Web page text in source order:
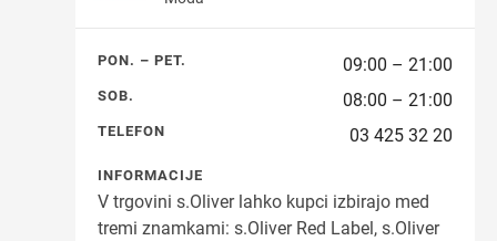
PON. – PET. 09:00 – 21:00
SOB. 08:00 – 21:00
TELEFON 03 425 32 20
INFORMACIJE
V trgovini s.Oliver lahko kupci izbirajo med
tremi znamkami: s.Oliver Red Label, s.Oliver